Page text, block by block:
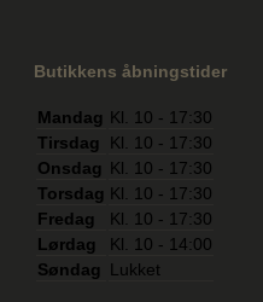
Butikkens åbningstider
Mandag Kl. 10 - 17:30
Tirsdag
Kl. 10 - 17:30
Onsdag Kl. 10 - 17:30
Torsdag Kl. 10 - 17:30
Fredag
Kl. 10 - 17:30
Lørdag
Kl. 10 - 14:00
Søndag
Lukket